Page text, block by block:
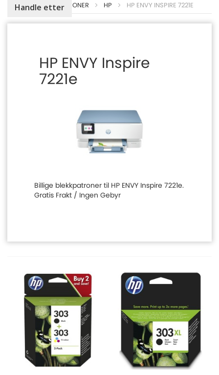
HJEM BLEKKPATRONER HP HP ENVY INSPIRE 7221E
HP ENVY Inspire
7221e
Billige blekkpatroner til HP ENVY Inspire 7221e.
Gratis Frakt / Ingen Gebyr
Handle etter